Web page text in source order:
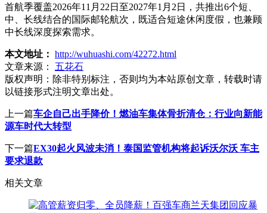
首航季覆盖2026年11月22日至2027年1月2日，共推出6个短、
中、长线结合的国际邮轮航次，既适合短途休闲度假，也兼顾
中长线深度探索需求。
本文地址： http://wuhuashi.com/42272.html
文章来源：
五花石
版权声明： 除非特别标注，否则均为本站原创文章，转载时请
以链接形式注明文章出处。
上一篇车企自己出手降价！燃油车集体骨折清仓：行业向新能
源车时代大转型
下一篇EX30起火风波未消！泰国监管机构将起诉沃尔沃 车主
要求退款
相关文章